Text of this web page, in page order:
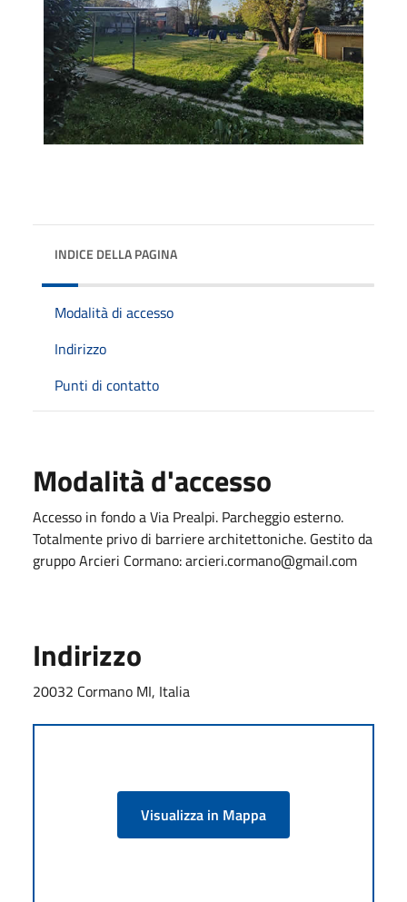
INDICE DELLA PAGINA
Modalità di accesso
Indirizzo
Punti di contatto
Modalità d'accesso
Accesso in fondo a Via Prealpi. Parcheggio esterno.
Totalmente privo di barriere architettoniche. Gestito da
gruppo Arcieri Cormano: arcieri.cormano@gmail.com
Indirizzo
20032 Cormano MI, Italia
Visualizza in Mappa